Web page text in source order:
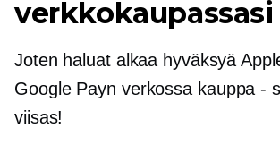
verkkokaupassasi
Joten haluat alkaa hyväksyä
Google Payn verkossa kauppa -
viisas!